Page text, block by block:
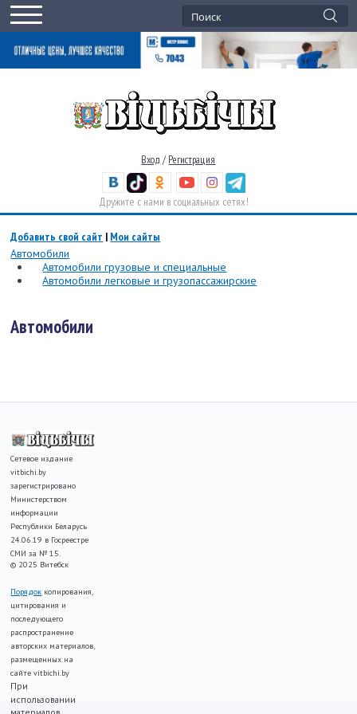
Вход / Регистрация
Дружите с нами в социальных сетях!
Добавить свой сайт | Мои сайты
Автомобили
Автомобили грузовые и специальные
Автомобили легковые и грузопассажирские
Автомобили
Сетевое издание
vitbichi.by
зарегистрировано
Министерством
информации
Республики Беларусь
24.06.19 в Госреестре
СМИ за № 15.
© 2025 Витебск
Порядок копирования,
цитирования и
последующего
распространение
авторских материалов,
размещенных на
сайте vitbichi.by
При
использовании